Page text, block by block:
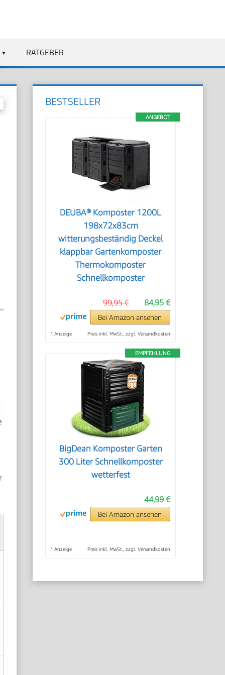
RATGEBER
BESTSELLER
ANGEBOT
DEUBA® Komposter 1200L
198x72x83cm
witterungsbeständig Deckel
klappbar Gartenkomposter
Thermokomposter
Schnellkomposter
84,95 €
99,95 €
Bei Amazon ansehen
* Anzeige Preis inkl. MwSt., zzgl. Versandkosten
EMPFEHLUNG
BigDean Komposter Garten
300 Liter Schnellkomposter
wetterfest
44,99 €
Bei Amazon ansehen
* Anzeige Preis inkl. MwSt., zzgl. Versandkosten